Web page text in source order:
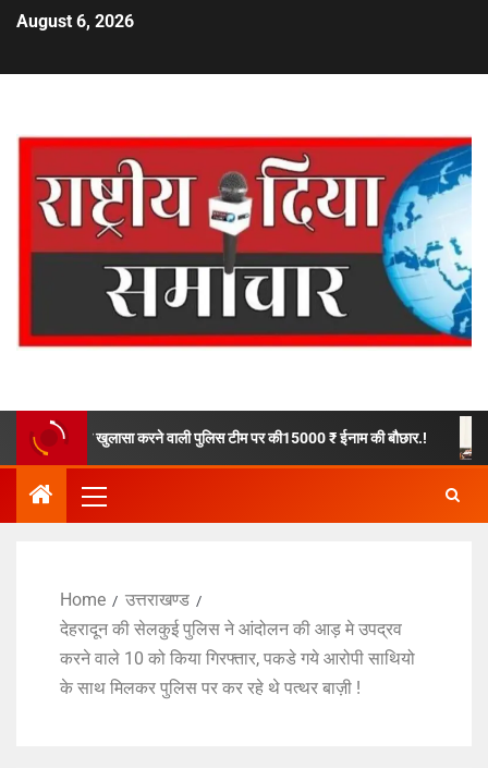
August 6, 2026
करने वाली पुलिस टीम पर की15000 ₹ ईनाम की बौछार.! देहरादून की
Home
उत्तराखण्ड
देहरादून की सेलकुई पुलिस ने आंदोलन की आड़ मे उपद्रव
करने वाले 10 को किया गिरफ्तार, पकडे गये आरोपी साथियो
के साथ मिलकर पुलिस पर कर रहे थे पत्थर बाज़ी !